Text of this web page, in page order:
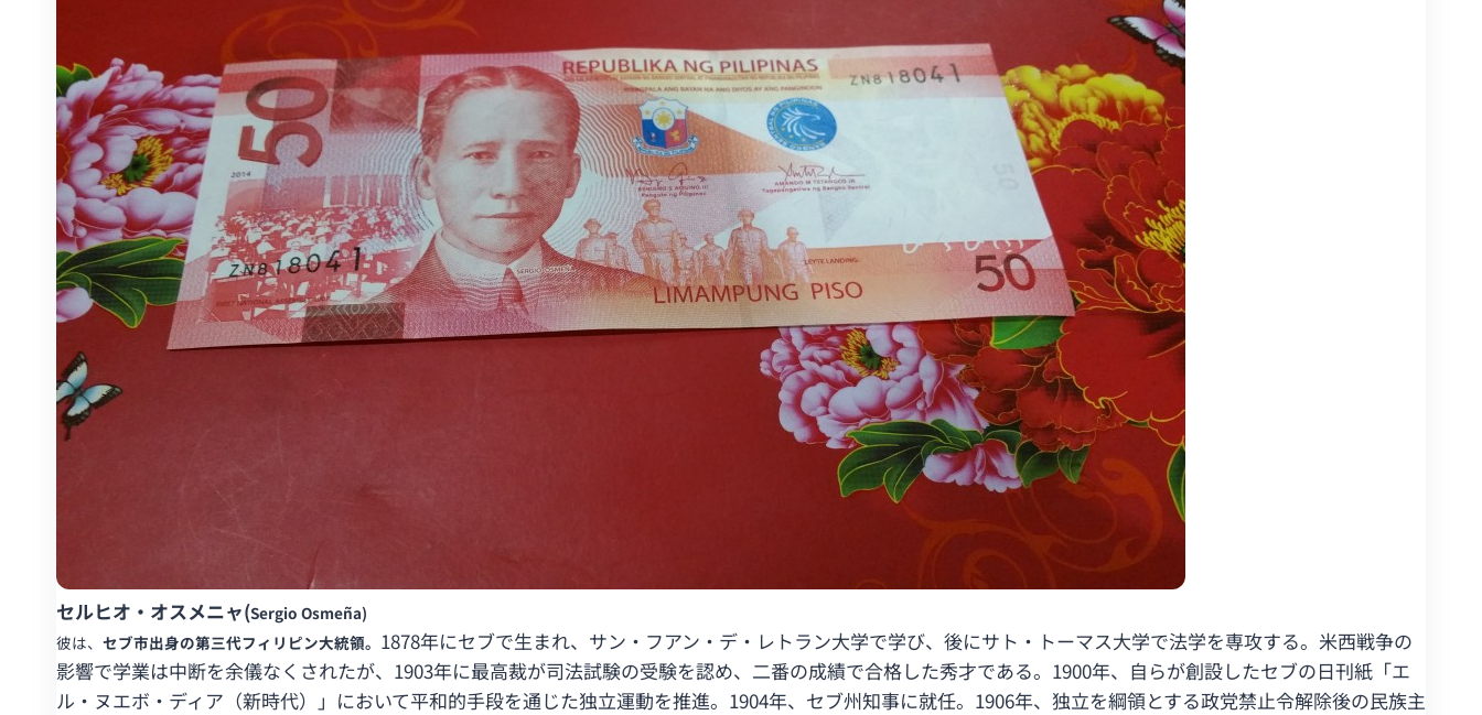
セルヒオ・オスメニャ(Sergio Osmeña)
彼は、 セブ市出身の第三代フィリピン大統領。 1878年にセブで生まれ、サン・フアン・デ・レトラン大学で学び、後にサト・トーマス大学で法学を専攻する。米西戦争の
影響で学業は中断を余儀なくされたが、1903年に最高裁が司法試験の受験を認め、二番の成績で合格した秀才である。1900年、自らが創設したセブの日刊紙「エ
ル・ヌエボ・ディア（新時代）」において平和的手段を通じた独立運動を推進。1904年、セブ州知事に就任。1906年、独立を綱領とする政党禁止令解除後の民族主